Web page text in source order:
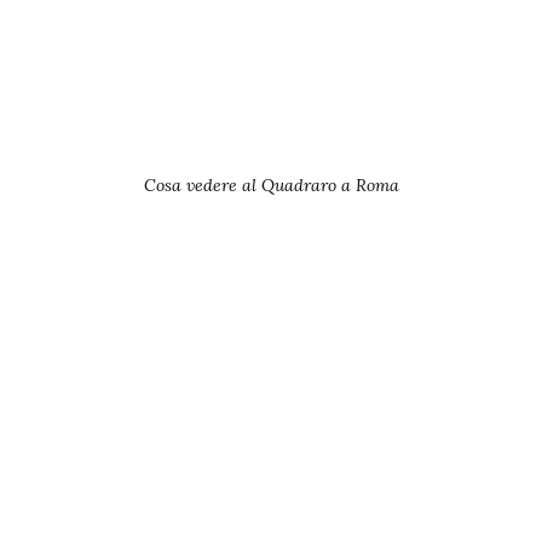
Cosa vedere al Quadraro a Roma